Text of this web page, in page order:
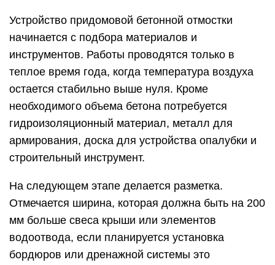
Устройство придомовой бетонной отмостки
начинается с подбора материалов и
инструментов. Работы проводятся только в
теплое время года, когда температура воздуха
остается стабильно выше нуля. Кроме
необходимого объема бетона потребуется
гидроизоляционный материал, металл для
армирования, доска для устройства опалубки и
строительный инструмент.
На следующем этапе делается разметка.
Отмечается ширина, которая должна быть на 200
мм больше свеса крыши или элементов
водоотвода, если планируется установка
бордюров или дренажной системы это